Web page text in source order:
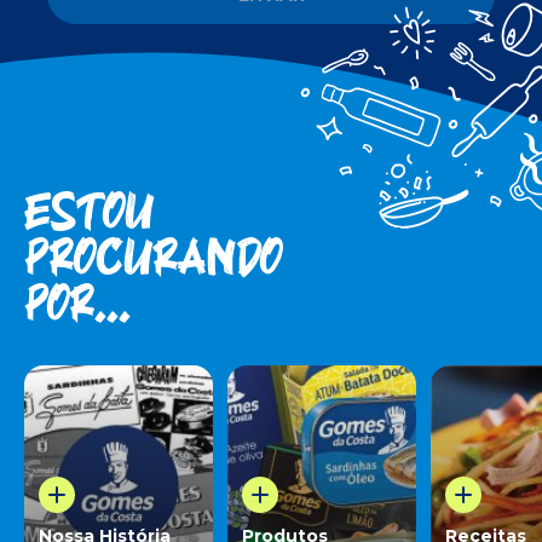
Estou
procuran­do
por...
Nossa História Produtos Receitas